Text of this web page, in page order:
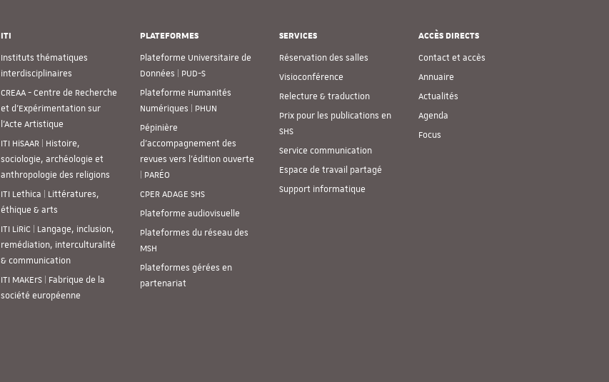
ITI
Instituts thématiques
interdisciplinaires
CREAA - Centre de Recherche
et d’Expérimentation sur
l’Acte Artistique
ITI HiSAAR | Histoire,
sociologie, archéologie et
anthropologie des religions
ITI Lethica | Littératures,
éthique & arts
ITI LiRiC | Langage, inclusion,
remédiation, interculturalité
& communication
ITI MAKErS | Fabrique de la
société européenne
PLATEFORMES
Plateforme Universitaire de
Données | PUD-S
Plateforme Humanités
Numériques | PHUN
Pépinière
d’accompagnement des
revues vers l’édition ouverte
| PARÉO
CPER ADAGE SHS
Plateforme audiovisuelle
Plateformes du réseau des
MSH
Plateformes gérées en
partenariat
SERVICES
Réservation des salles
Visioconférence
Relecture & traduction
Prix pour les publications en
SHS
Service communication
Espace de travail partagé
Support informatique
ACCÈS DIRECTS
Contact et accès
Annuaire
Actualités
Agenda
Focus